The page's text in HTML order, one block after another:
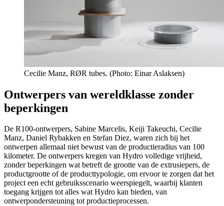
Cecilie Manz, RØR tubes. (Photo: Einar Aslaksen)
Ontwerpers van wereldklasse zonder
beperkingen
De R100-ontwerpers, Sabine Marcelis, Keiji Takeuchi, Cecilie
Manz, Daniel Rybakken en Stefan Diez, waren zich bij het
ontwerpen allemaal niet bewust van de productieradius van 100
kilometer. De ontwerpers kregen van Hydro volledige vrijheid,
zonder beperkingen wat betreft de grootte van de extrusiepers, de
productgrootte of de producttypologie, om ervoor te zorgen dat het
project een echt gebruiksscenario weerspiegelt, waarbij klanten
toegang krijgen tot alles wat Hydro kan bieden, van
ontwerpondersteuning tot productieprocessen.